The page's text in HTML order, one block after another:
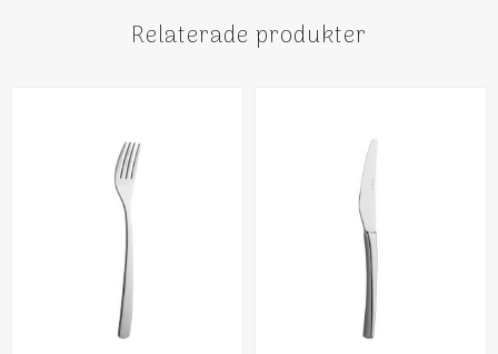
Relaterade produkter